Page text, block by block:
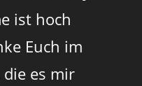
ist hoch
Euch im
es mir